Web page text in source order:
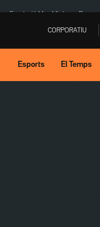
Fundació Mas Miró eBay
CORPORATIU
Esports El Temps